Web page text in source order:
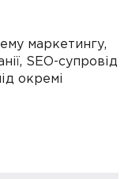
маркетингу,
SEO-супровід
окремі